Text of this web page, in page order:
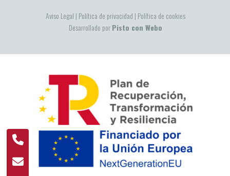
Aviso Legal | Política de privacidad | Política de cookies
Desarrollado porPisto con Webo